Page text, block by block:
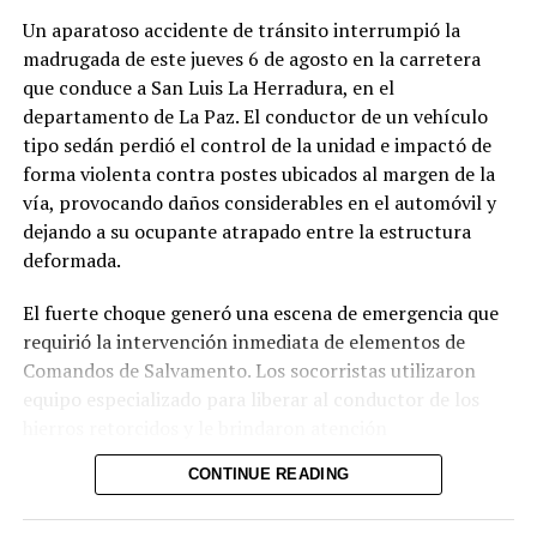
Un aparatoso accidente de tránsito interrumpió la
madrugada de este jueves 6 de agosto en la carretera
que conduce a San Luis La Herradura, en el
departamento de La Paz. El conductor de un vehículo
tipo sedán perdió el control de la unidad e impactó de
forma violenta contra postes ubicados al margen de la
vía, provocando daños considerables en el automóvil y
dejando a su ocupante atrapado entre la estructura
deformada.
El fuerte choque generó una escena de emergencia que
requirió la intervención inmediata de elementos de
Comandos de Salvamento. Los socorristas utilizaron
equipo especializado para liberar al conductor de los
prehospitalaria en el lugar. Una vez estabilizado, la
víctima fue trasladada a un centro asistencial cercano
para continuar con el tratamiento médico
CONTINUE READING